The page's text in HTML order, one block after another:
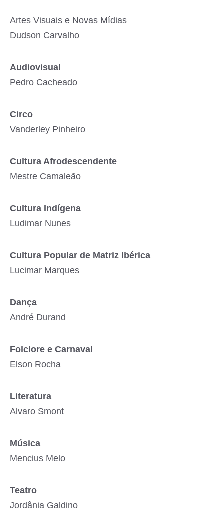
Artes Visuais e Novas Mídias
Dudson Carvalho
Audiovisual
Pedro Cacheado
Circo
Vanderley Pinheiro
Cultura Afrodescendente
Mestre Camaleão
Cultura Indígena
Ludimar Nunes
Cultura Popular de Matriz Ibérica
Lucimar Marques
Dança
André Durand
Folclore e Carnaval
Elson Rocha
Literatura
Alvaro Smont
Música
Mencius Melo
Teatro
Jordânia Galdino